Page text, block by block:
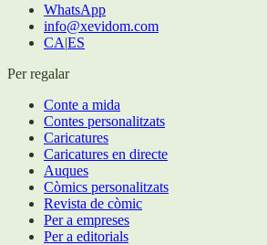
WhatsApp
info@xevidom.com
CA|ES
Per regalar
Conte a mida
Contes personalitzats
Caricatures
Caricatures en directe
Auques
Còmics personalitzats
Revista de còmic
Per a empreses
Per a editorials